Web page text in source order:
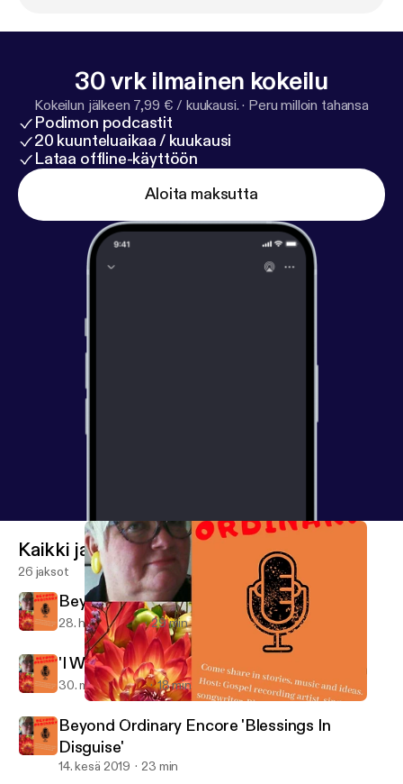
30 vrk ilmainen kokeilu
Kokeilun jälkeen 7,99 € / kuukausi. · Peru milloin tahansa
Podimon podcastit
20 kuunteluaikaa / kuukausi
Lataa offline-käyttöön
Aloita maksutta
Beyond Ordinary
Kaikki jaksot
26 jaksot
Beyond Ordinary: 'Power In A Name'
28. helmi 2020 29 min
'I Want To Run Away!'
30. marras 2019 18 min
Beyond Ordinary Encore 'Blessings In
Disguise'
14. kesä 2019 23 min